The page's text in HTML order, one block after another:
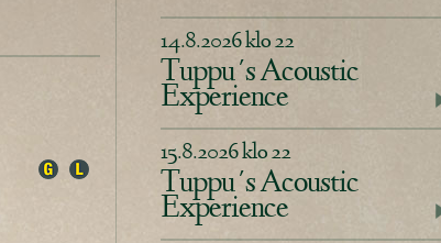
14.8.2026 klo 22
Tuppu´s Acoustic
Experience
15.8.2026 klo 22
Tuppu´s Acoustic
Experience